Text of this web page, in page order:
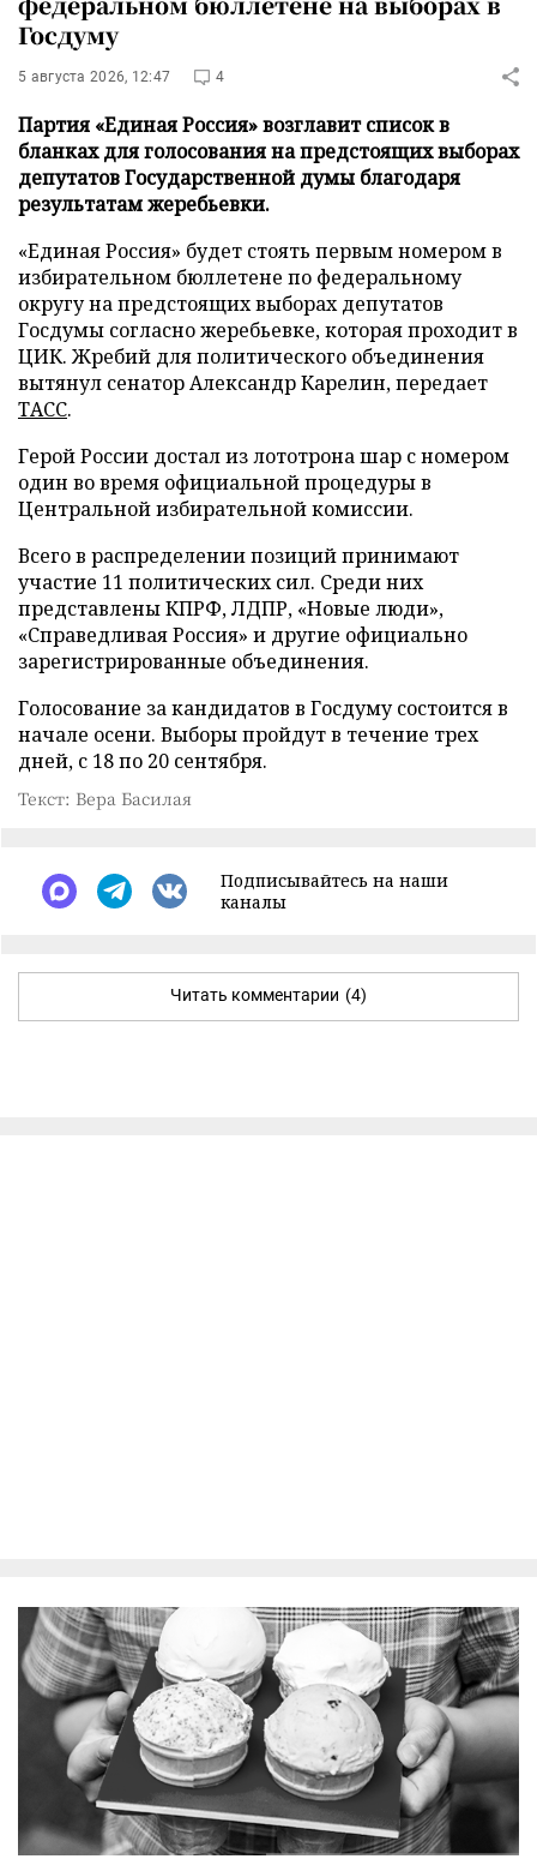
Госдуму
5 августа 2026, 12:47 4
Партия «Единая Россия» возглавит список в
бланках для голосования на предстоящих выборах
депутатов Государственной думы благодаря
результатам жеребьевки.
«Единая Россия» будет стоять первым номером в
избирательном бюллетене по федеральному
округу на предстоящих выборах депутатов
Госдумы согласно жеребьевке, которая проходит в
ЦИК. Жребий для политического объединения
вытянул сенатор Александр Карелин, передает
ТАСС.
Герой России достал из лототрона шар с номером
один во время официальной процедуры в
Центральной избирательной комиссии.
Всего в распределении позиций принимают
участие 11 политических сил. Среди них
представлены КПРФ, ЛДПР, «Новые люди»,
«Справедливая Россия» и другие официально
зарегистрированные объединения.
Голосование за кандидатов в Госдуму состоится в
начале осени. Выборы пройдут в течение трех
дней, с 18 по 20 сентября.
Текст: Вера Басилая
Подписывайтесь на наши
каналы
Читать комментарии (4)